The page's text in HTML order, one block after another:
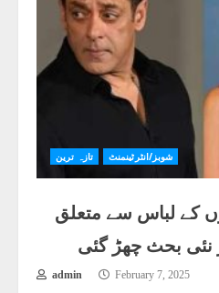
تازہ ترین شوبز/انٹرٹینمنٹ
کے لباس سے متعلق
نئی بحث چھڑ گئی
admin February 7, 2025